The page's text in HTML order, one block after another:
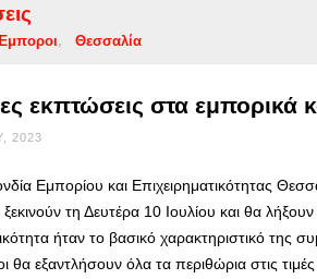
Θεσσαλία
εκπτώσεις στα εμπορικά
2023
Εμπορίου και Επιχειρηματικότητας
ξεκινούν τη Δευτέρα 10 Ιουλίου και θα
ήταν το βασικό χαρακτηριστικό της
θα εξαντλήσουν όλα τα περιθώρια στις